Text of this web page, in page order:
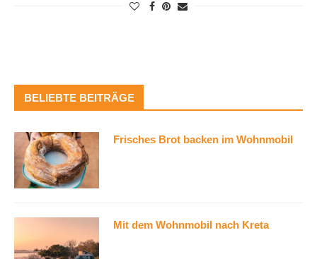
BELIEBTE BEITRÄGE
Frisches Brot backen im Wohnmobil
Mit dem Wohnmobil nach Kreta